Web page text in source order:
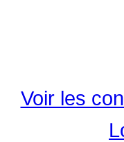
Voir les